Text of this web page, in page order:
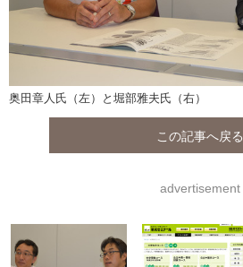
奥田章人氏（左）と堀部雅夫氏（右）
この記事へ戻る
advertisement